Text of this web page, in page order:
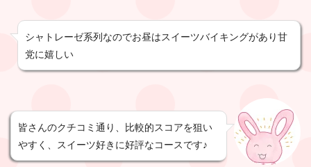
シャトレーゼ系列なのでお昼はスイーツバイキングがあり甘
党に嬉しい
皆さんのクチコミ通り、比較的スコアを狙い
やすく、スイーツ好きに好評なコースです♪